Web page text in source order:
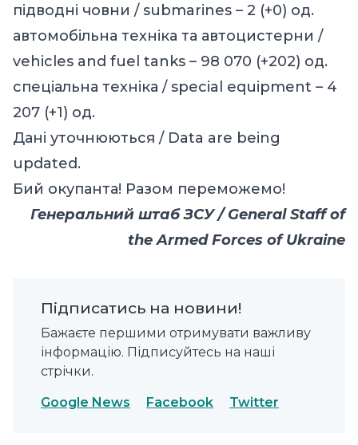
підводні човни / submarines – 2 (+0) од.
автомобільна техніка та автоцистерни /
vehicles and fuel tanks – 98 070 (+202) од.
спеціальна техніка / special equipment – 4
207 (+1) од.
Дані уточнюються / Data are being
updated.
Бий окупанта! Разом переможемо!
Генеральний штаб ЗСУ / General Staff of
the Armed Forces of Ukraine
Підписатись на новини!
Бажаєте першими отримувати важливу
інформацію. Підписуйтесь на наші
стрічки.
Google News Facebook Twitter